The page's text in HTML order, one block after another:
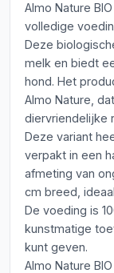
Almo Nature
volledige
Deze
melk en biedt
hond. Het
Almo Nature,
diervriendelijke
Deze variant
verpakt in een
afmeting van
cm breed,
De voeding is
kunstmatige
kunt geven.
Almo Nature